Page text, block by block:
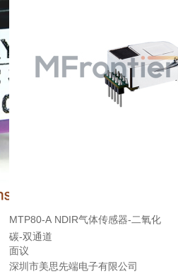
MTP80-A NDIR气体传感器-二氧化
碳-双通道
面议
深圳市美思先端电子有限公司